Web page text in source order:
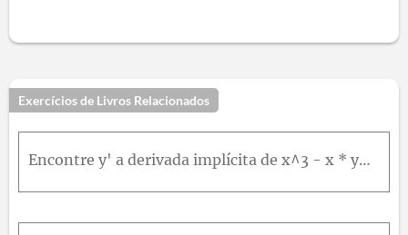
Exercícios de Livros Relacionados
Encontre y' a derivada implícita de x^3 - x * y^2 + y^3 = 1 :